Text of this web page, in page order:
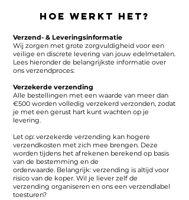
Hoe werkt het?
Verzend- & Leveringsinformatie
Wij zorgen met grote zorgvuldigheid voor een
veilige en discrete levering van jouw edelmetalen.
Lees hieronder de belangrijkste informatie over
ons verzendproces:
Verzekerde verzending
Alle bestellingen met een waarde van meer dan
€500 worden volledig verzekerd verzonden, zodat
je met een gerust hart kunt wachten op je
levering.
Let op: verzekerde verzending kan hogere
verzendkosten met zich mee brengen. Deze
worden tijdens het afrekenen berekend op basis
van de bestemming en de
orderwaarde. Belangrijk: verzending is altijd voor
risico van de koper. Wil je liever zelf de
verzending organiseren en ons een verzendlabel
toesturen?